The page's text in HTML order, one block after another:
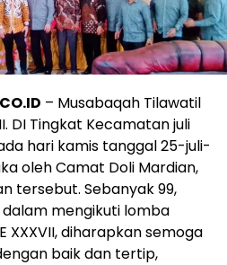
– Musabaqah Tilawatil
DI Tingkat Kecamatan juli
hari kamis tanggal 25-juli-
oleh Camat Doli Mardian,
tersebut. Sebanyak 99,
mengikuti lomba
XXXVII, diharapkan semoga
baik dan tertip,